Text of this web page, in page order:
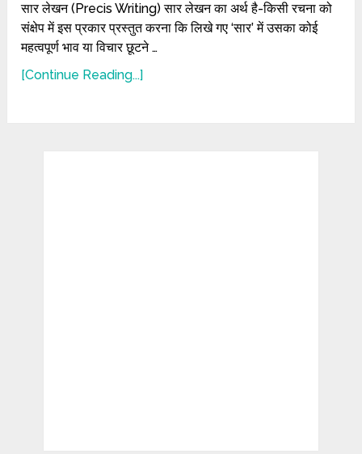
सार लेखन (Precis Writing) सार लेखन का अर्थ है-किसी रचना को
संक्षेप में इस प्रकार प्रस्तुत करना कि लिखे गए ‘सार’ में उसका कोई
महत्वपूर्ण भाव या विचार छूटने …
[Continue Reading...]